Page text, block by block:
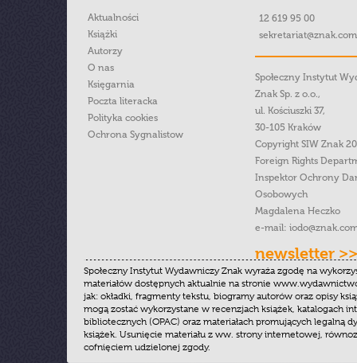
Aktualności
Książki
Autorzy
O nas
Księgarnia
Poczta literacka
Polityka cookies
Ochrona Sygnalistow
12 619 95 00
Społeczny Instytut
Znak Sp. z o.o.,
ul. Kościuszki 37,
30-105 Kraków
Copyright SIW Znak
Foreign Rights
Inspektor Ochrony
Osobowych
Magdalena Heczko
e-mail:
newsletter >>
Społeczny Instytut Wydawniczy Znak wyraża zgodę na
materiałów dostępnych aktualnie na stronie
jak: okładki, fragmenty tekstu, biogramy autorów oraz opisy
mogą zostać wykorzystane w recenzjach książek, katalogach
bibliotecznych (OPAC) oraz materiałach promujących legalną
książek. Usunięcie materiału z ww. strony internetowej,
cofnięciem udzielonej zgody.